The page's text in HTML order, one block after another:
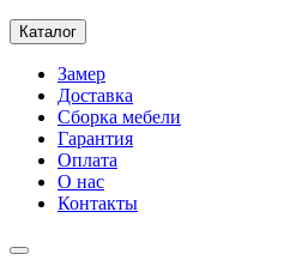
Каталог
Замер
Доставка
Сборка мебели
Гарантия
Оплата
О нас
Контакты